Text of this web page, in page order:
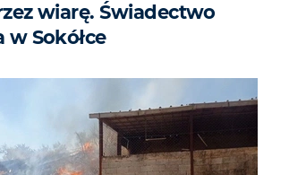
wiarę. Świadectwo
Sokółce